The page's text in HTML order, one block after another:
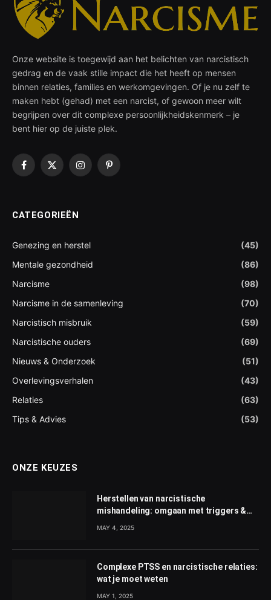
Onze website is toegewijd aan het belichten van narcistisch
gedrag en de vaak stille impact die het heeft op mensen
binnen relaties, families en werkomgevingen. Of je nu zelf te
maken hebt (gehad) met een narcist, of gewoon meer wilt
begrijpen over dit complexe persoonlijkheidskenmerk – je
bent hier op de juiste plek.
Facebook
X
InstagramPinterest
CATEGORIEËN
Genezing en herstel
(45)
Mentale gezondheid
(86)
Narcisme
(98)
Narcisme in de samenleving
(70)
Narcistisch misbruik
(59)
Narcistische ouders
(69)
Nieuws & Onderzoek
(51)
Overlevingsverhalen
(43)
Relaties
(63)
Tips & Advies
(53)
ONZE KEUZES
Herstellen van narcistische
mishandeling: omgaan met triggers &
MAY 4, 2025
Complexe PTSS en narcistische relaties:
wat je moet weten
MAY 1, 2025